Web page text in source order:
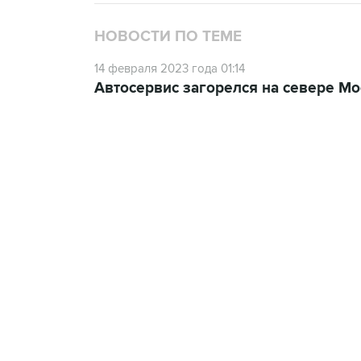
НОВОСТИ ПО ТЕМЕ
14 февраля 2023 года 01:14
Автосервис загорелся на севере